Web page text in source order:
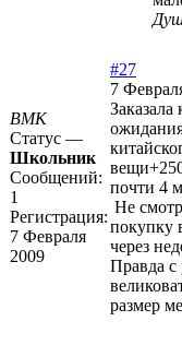
ВМК
Статус —
Школьник
Сообщений:
1
Регистрация:
7 Февраля
2009
#27
7
почти 4
Не
покупку
через
Правда с
размер